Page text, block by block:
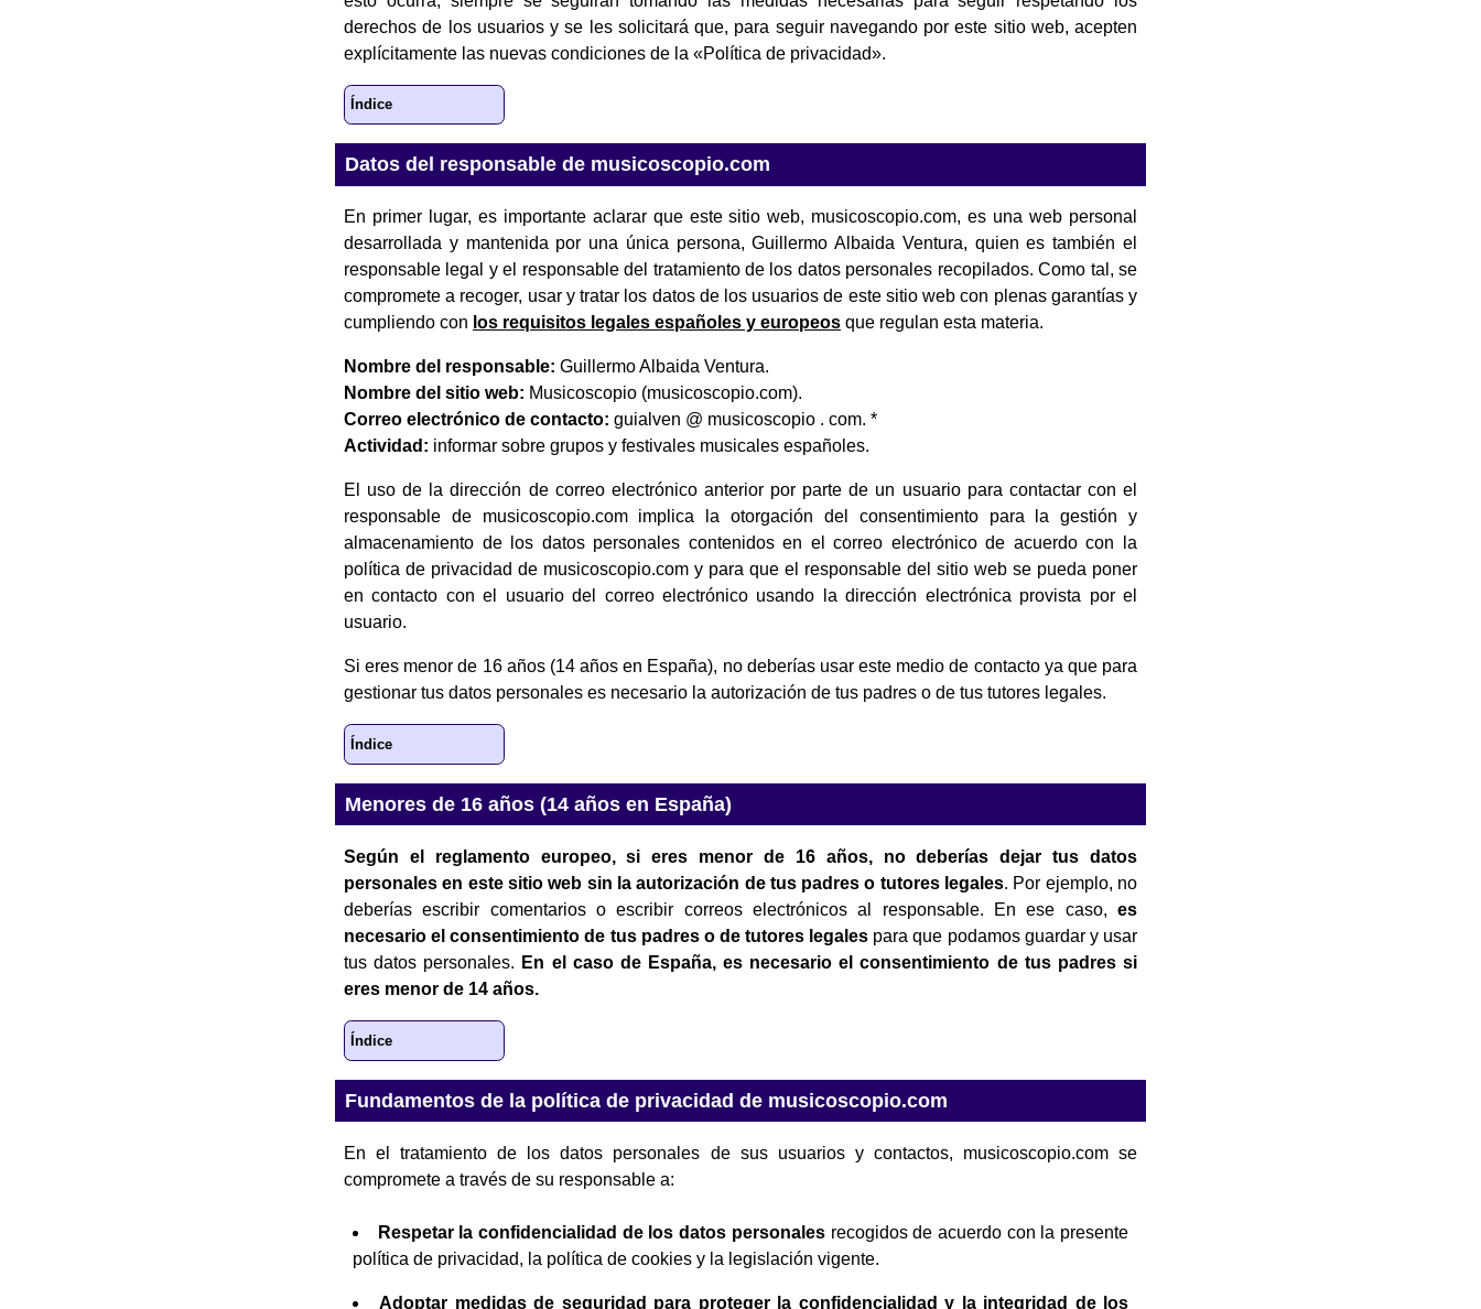
derechos de los usuarios y se les solicitará que, para seguir navegando por este sitio web, acepten
explícitamente las nuevas condiciones de la «Política de privacidad».
Índice
Datos del responsable de musicoscopio.com
En primer lugar, es importante aclarar que este sitio web, musicoscopio.com, es una web personal
desarrollada y mantenida por una única persona, Guillermo Albaida Ventura, quien es también el
responsable legal y el responsable del tratamiento de los datos personales recopilados. Como tal, se
compromete a recoger, usar y tratar los datos de los usuarios de este sitio web con plenas garantías y
cumpliendo con los requisitos legales españoles y europeos que regulan esta materia.
Nombre del responsable: Guillermo Albaida Ventura.
Nombre del sitio web: Musicoscopio (musicoscopio.com).
Correo electrónico de contacto: guialven @ musicoscopio . com. *
Actividad: informar sobre grupos y festivales musicales españoles.
El uso de la dirección de correo electrónico anterior por parte de un usuario para contactar con el
responsable de musicoscopio.com implica la otorgación del consentimiento para la gestión y
almacenamiento de los datos personales contenidos en el correo electrónico de acuerdo con la
política de privacidad de musicoscopio.com y para que el responsable del sitio web se pueda poner
en contacto con el usuario del correo electrónico usando la dirección electrónica provista por el
usuario.
Si eres menor de 16 años (14 años en España), no deberías usar este medio de contacto ya que para
gestionar tus datos personales es necesario la autorización de tus padres o de tus tutores legales.
Índice
Menores de 16 años (14 años en España)
Según el reglamento europeo, si eres menor de 16 años, no deberías dejar tus datos
personales en este sitio web sin la autorización de tus padres o tutores legales. Por ejemplo, no
deberías escribir comentarios o escribir correos electrónicos al responsable. En ese caso, es
necesario el consentimiento de tus padres o de tutores legales para que podamos guardar y usar
tus datos personales. En el caso de España, es necesario el consentimiento de tus padres si
eres menor de 14 años.
Índice
Fundamentos de la política de privacidad de musicoscopio.com
En el tratamiento de los datos personales de sus usuarios y contactos, musicoscopio.com se
compromete a través de su responsable a:
Respetar la confidencialidad de los datos personalesrecogidos de acuerdo con la presente
política de privacidad, la política de cookies y la legislación vigente.
Adoptar medidas de seguridad para proteger la confidencialidad y la integridad de los